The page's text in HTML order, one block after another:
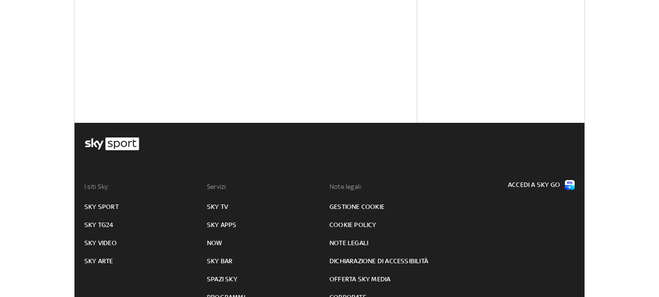
I siti Sky:
SKY SPORT
SKY TG24
SKY VIDEO
SKY ARTE
Servizi:
SKY TV
SKY APPS
NOW
SKY BAR
SPAZI SKY
Note legali:
GESTIONE COOKIE
COOKIE POLICY
NOTE LEGALI
DICHIARAZIONE DI ACCESSIBILITÀ
OFFERTA SKY MEDIA
ACCEDI A SKY GO